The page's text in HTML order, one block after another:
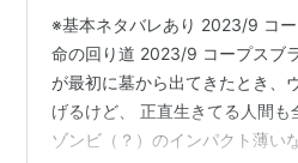
※基本ネタバレあり 2023/9 コ
命の回り道 2023/9 コープスブ
が最初に墓から出てきたとき、
げるけど、 正直生きてる人間
ゾンビ（？）のインパクト薄い